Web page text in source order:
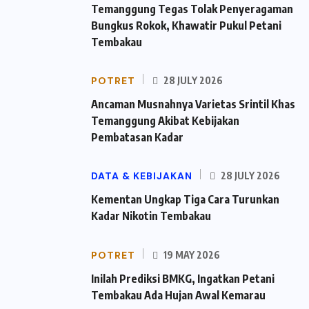
Temanggung Tegas Tolak Penyeragaman
Bungkus Rokok, Khawatir Pukul Petani
Tembakau
POTRET 28 JULY 2026
Ancaman Musnahnya Varietas Srintil Khas
Temanggung Akibat Kebijakan
Pembatasan Kadar
DATA & KEBIJAKAN 28 JULY 2026
Kementan Ungkap Tiga Cara Turunkan
Kadar Nikotin Tembakau
POTRET 19 MAY 2026
Inilah Prediksi BMKG, Ingatkan Petani
Tembakau Ada Hujan Awal Kemarau